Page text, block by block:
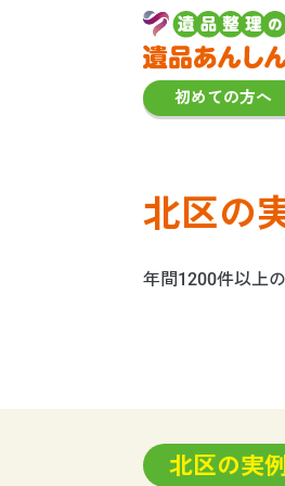
初めての方へ
北区の
年間1200件以上
北区の実例